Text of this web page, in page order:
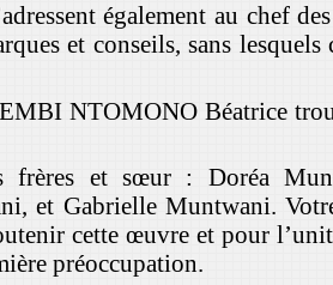
également au chef
et conseils, sans
Béatrice trouve
et sœur : Doréa
et Gabrielle Muntwani.
cette œuvre et pour
préoccupation.